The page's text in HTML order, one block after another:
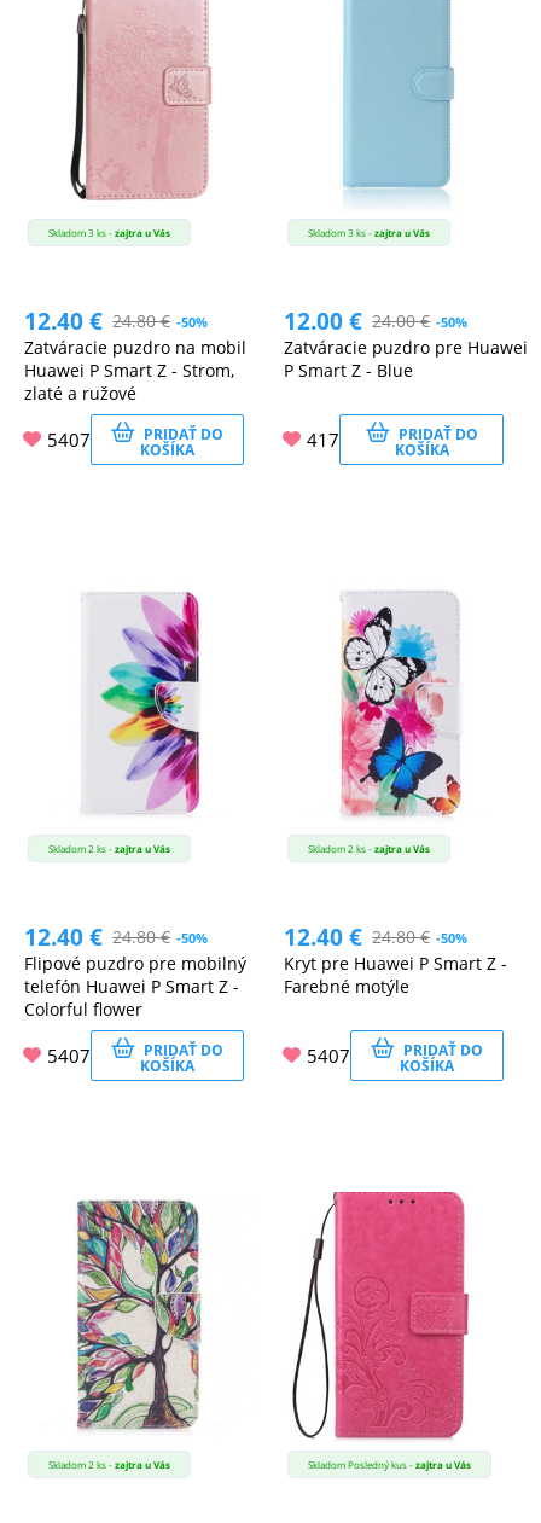
Skladom 3 ks -zajtra u Vás
12.40€ 24.80€ -50%
Zatváracie puzdro na mobil
Huawei P Smart Z - Strom,
zlaté a ružové
5407 PRIDAŤ DO
KOŠÍKA
Skladom 3 ks -zajtra u Vás
12.00€ 24.00€ -50%
Zatváracie puzdro pre Huawei
P Smart Z - Blue
417 PRIDAŤ DO
KOŠÍKA
Skladom 2 ks -zajtra u Vás
12.40€ 24.80€ -50%
Flipové puzdro pre mobilný
telefón Huawei P Smart Z -
Colorful flower
5407 PRIDAŤ DO
KOŠÍKA
Skladom 2 ks -zajtra u Vás
12.40€ 24.80€ -50%
Kryt pre Huawei P Smart Z -
Farebné motýle
5407 PRIDAŤ DO
KOŠÍKA
Skladom 2 ks -zajtra u Vás Skladom Posledný kus -zajtra u Vás